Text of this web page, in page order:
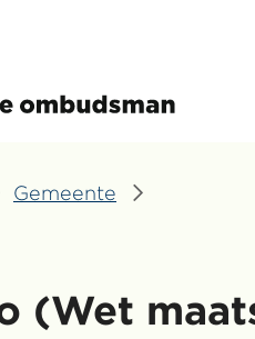
Gemeente
(Wet